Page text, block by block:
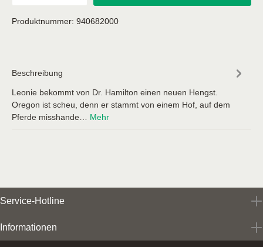
Produktnummer: 940682000
Beschreibung
Leonie bekommt von Dr. Hamilton einen neuen Hengst.
Oregon ist scheu, denn er stammt von einem Hof, auf dem
Pferde misshande… Mehr
Service-Hotline
Informationen